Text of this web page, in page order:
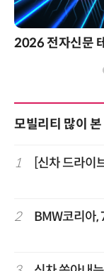
2026 전자신문
모빌리티 많이
1 [신차 드라이
2 BMW코리아,